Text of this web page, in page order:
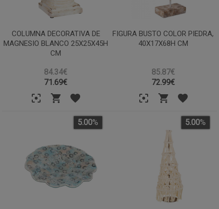
COLUMNA DECORATIVA DE
MAGNESIO BLANCO 25X25X45H
CM
84.34€
71.69€
FIGURA BUSTO COLOR PIEDRA,
40X17X68H CM
85.87€
72.99€
5.00% 5.00%